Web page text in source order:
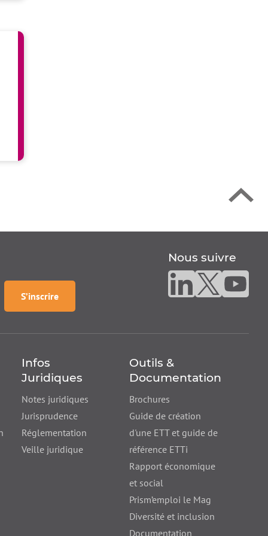
S’inscrire
à lanewsletter
Nous suivre
Nous suivre sur
Nous suivre
Nous
Infos
Juridiques
Notes juridiques
Jurisprudence
Réglementation
Veille juridique
Outils &
Documentation
Brochures
Guide de création
d'une ETT et guide de
référence ETTi
Rapport économique
et social
Prism’emploi le Mag
Diversité et inclusion
Documentation